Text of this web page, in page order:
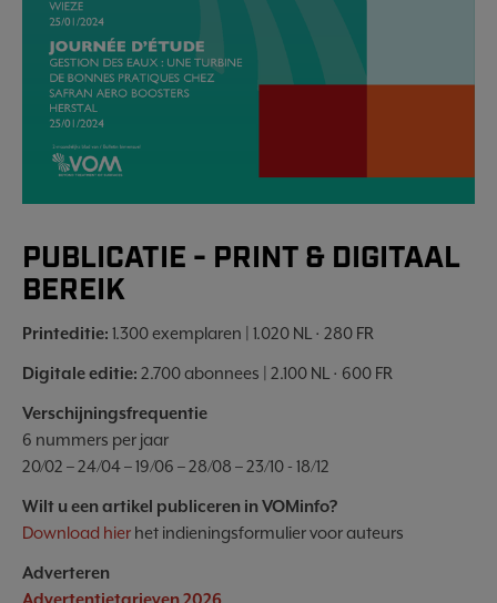
PUBLICATIE - PRINT & DIGITAAL
BEREIK
Printeditie: 1.300 exemplaren | 1.020 NL · 280 FR
Digitale editie: 2.700 abonnees | 2.100 NL · 600 FR
Verschijningsfrequentie
6 nummers per jaar
20/02 – 24/04 – 19/06 – 28/08 – 23/10 - 18/12
Wilt u een artikel publiceren in VOMinfo?
Download hier het indieningsformulier voor auteurs
Adverteren
Advertentietarieven 2026